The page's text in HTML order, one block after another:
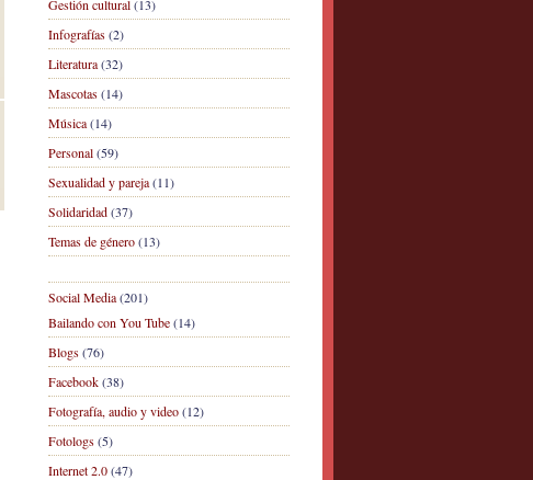
Gestión cultural(13)
Infografías(2)
Literatura(32)
Mascotas(14)
Música(14)
Personal(59)
Sexualidad y pareja(11)
Solidaridad(37)
Temas de género(13)
Social Media(201)
Bailando con You Tube(14)
Blogs(76)
Facebook(38)
Fotografía, audio y video(12)
Fotologs(5)
Internet 2.0(47)